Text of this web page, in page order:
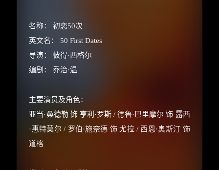
名称： 初恋50次
英文名： 50 First Dates
导演： 彼得·西格尔
编剧： 乔治·温
主要演员及角色：
亚当·桑德勒 饰 亨利·罗斯 / 德鲁·巴里摩尔 饰 露西
·惠特莫尔 / 罗伯·施奈德 饰 尤拉 / 西恩·奥斯汀 饰
道格